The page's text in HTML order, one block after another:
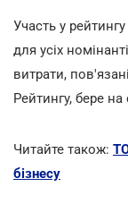
Участь у
для усіх
витрати,
Рейтингу, бере
Читайте також:
бізнесу